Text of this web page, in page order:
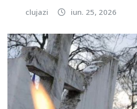
clujazi iun. 25, 2026